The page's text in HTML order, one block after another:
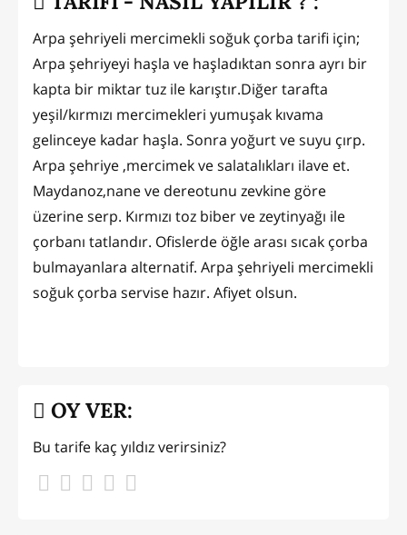
Arpa şehriyeli mercimekli soğuk çorba tarifi için;
Arpa şehriyeyi haşla ve haşladıktan sonra ayrı bir
kapta bir miktar tuz ile karıştır.Diğer tarafta
yeşil/kırmızı mercimekleri yumuşak kıvama
gelinceye kadar haşla. Sonra yoğurt ve suyu çırp.
Arpa şehriye ,mercimek ve salatalıkları ilave et.
Maydanoz,nane ve dereotunu zevkine göre
üzerine serp. Kırmızı toz biber ve zeytinyağı ile
çorbanı tatlandır. Ofislerde öğle arası sıcak çorba
bulmayanlara alternatif. Arpa şehriyeli mercimekli
soğuk çorba servise hazır. Afiyet olsun.
OY VER:
Bu tarife kaç yıldız verirsiniz?